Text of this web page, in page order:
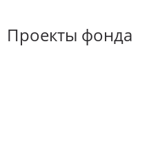
Проекты фонда